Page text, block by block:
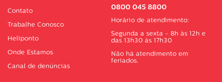
Contato
Trabalhe Conosco
Heliponto
Onde Estamos
Canal de denúncias
0800 045 8800
Horário de atendimento:
Segunda a sexta - 8h às 12h e
das 13h30 às 17h30
Não há atendimento em
feriados.